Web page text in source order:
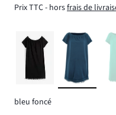
Prix TTC - horsfrais de
bleu foncé